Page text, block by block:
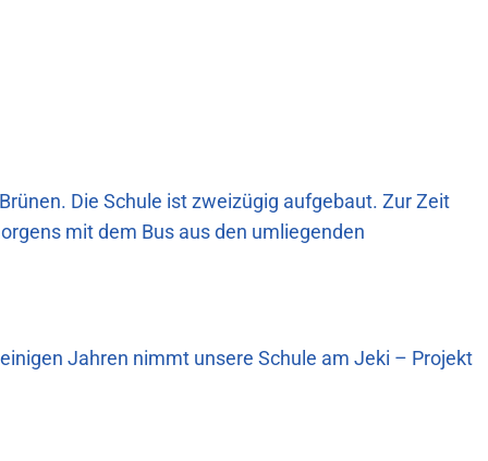
Die Schule ist zweizügig aufgebaut. Zur Zeit
mit dem Bus aus den umliegenden
Jahren nimmt unsere Schule am Jeki – Projekt